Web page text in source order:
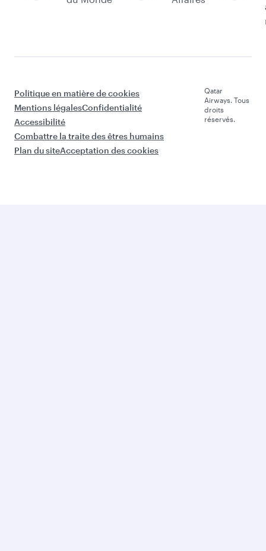
Politique en matière de cookies
Mentions légalesConfidentialité
Accessibilité
Combattre la traite des êtres humains
Plan du siteAcceptation des cookies
Qatar
Airways. Tous
droits
réservés.